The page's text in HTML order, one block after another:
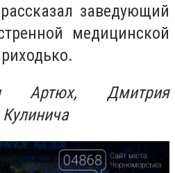
заведующий
медицинской
Артюх, Дмитрия